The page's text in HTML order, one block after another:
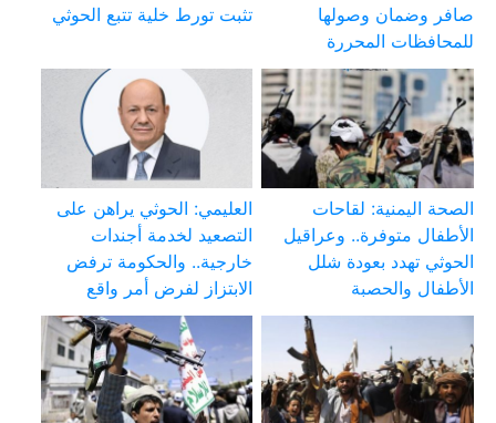
صافر وضمان وصولها
للمحافظات المحررة
تثبت تورط خلية تتبع الحوثي
الصحة اليمنية: لقاحات
الأطفال متوفرة.. وعراقيل
الحوثي تهدد بعودة شلل
الأطفال والحصبة
العليمي: الحوثي يراهن على
التصعيد لخدمة أجندات
خارجية.. والحكومة ترفض
الابتزاز لفرض أمر واقع